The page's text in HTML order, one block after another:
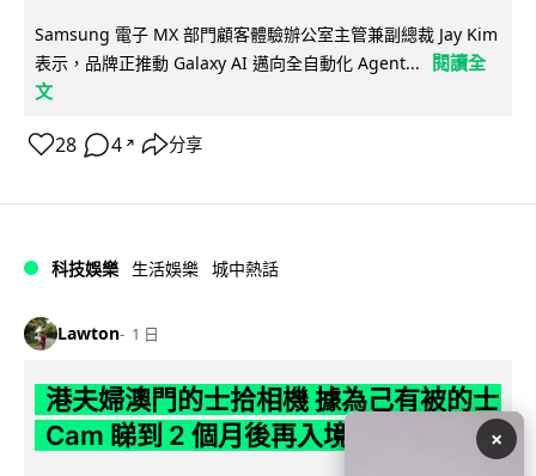
Samsung 電子 MX 部門顧客體驗辦公室主管兼副總裁 Jay Kim
表示，品牌正推動 Galaxy AI 邁向全自動化 Agent...
閱讀全
文
28 4 ↗ 分享
科技娛樂 生活娛樂 城中熱話
Lawton 1 日
港夫婦澳門的士拾相機 據為己有被的士
Cam 睇到 2 個月後再入境被捕
×